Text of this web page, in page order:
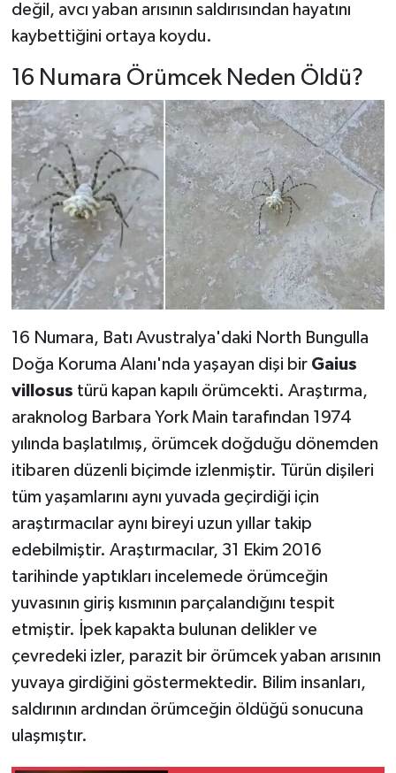
değil, avcı yaban arısının saldırısından hayatını
kaybettiğini ortaya koydu.
16 Numara Örümcek Neden Öldü?
16 Numara, Batı Avustralya'daki North Bungulla
Doğa Koruma Alanı'nda yaşayan dişi bir Gaius
villosus türü kapan kapılı örümcekti. Araştırma,
araknolog Barbara York Main tarafından 1974
yılında başlatılmış, örümcek doğduğu dönemden
itibaren düzenli biçimde izlenmiştir. Türün dişileri
tüm yaşamlarını aynı yuvada geçirdiği için
araştırmacılar aynı bireyi uzun yıllar takip
edebilmiştir. Araştırmacılar, 31 Ekim 2016
tarihinde yaptıkları incelemede örümceğin
yuvasının giriş kısmının parçalandığını tespit
etmiştir. İpek kapakta bulunan delikler ve
çevredeki izler, parazit bir örümcek yaban arısının
yuvaya girdiğini göstermektedir. Bilim insanları,
saldırının ardından örümceğin öldüğü sonucuna
ulaşmıştır.